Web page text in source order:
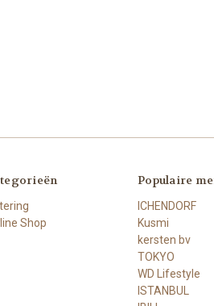
Shop
Populaire
ICHENDORF
Kusmi
kersten bv
TOKYO
WD Lifestyle
ISTANBUL